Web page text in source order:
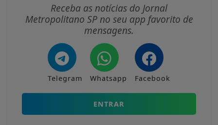
Receba as notícias do Jornal
Metropolitano SP no seu app favorito de
mensagens.
Telegram Whatsapp Facebook
ENTRAR